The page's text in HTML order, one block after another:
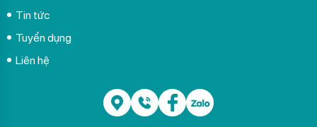
Tin tức
Tuyển dụng
Liên hệ